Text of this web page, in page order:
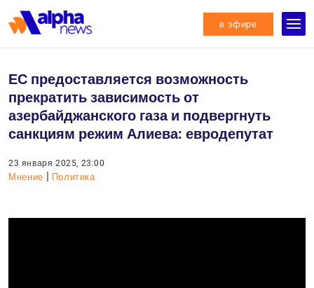
в эфире
ЕС предоставляется возможность
прекратить зависимость от
азербайджанского газа и подвергнуть
санкциям режим Алиева: евродепутат
23 января 2025, 23:00
Мнение | Политика